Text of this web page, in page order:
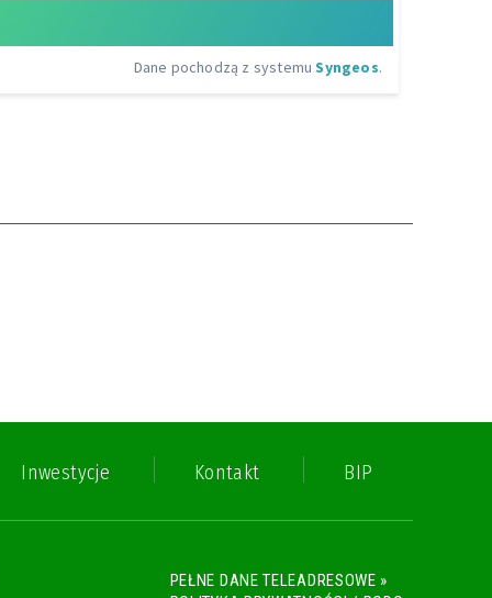
Inwestycje Kontakt BIP
PEŁNE DANE TELEADRESOWE »